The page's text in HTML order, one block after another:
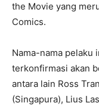
the Movie yang
Comics.
Nama-nama pelaku
terkonfirmasi akan
antara lain Ross
(Singapura), Lius